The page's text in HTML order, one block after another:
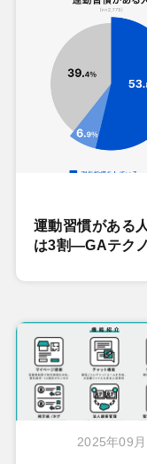
運動習慣がある
は3割―GAテク
2025年09